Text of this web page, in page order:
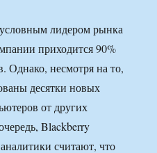
лидером рынка
приходится 90%
Однако, несмотря на то,
десятки новых
от других
Blackberry
считают, что